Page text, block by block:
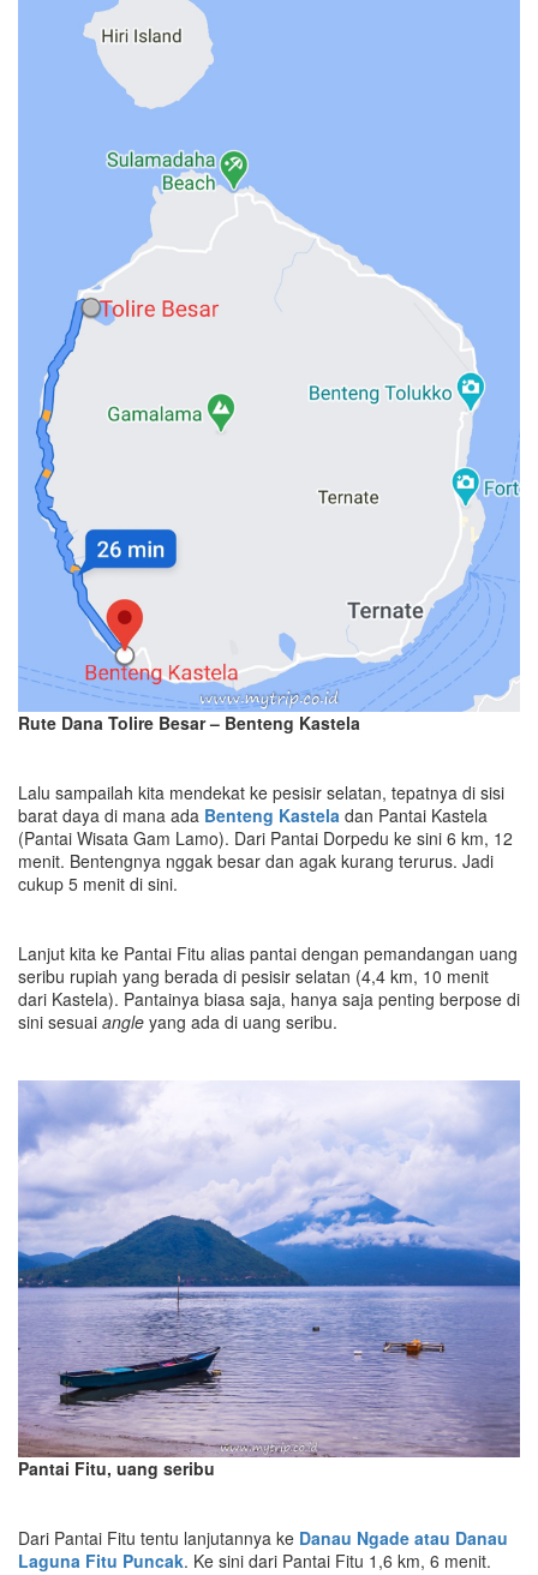
Rute Dana Tolire Besar – Benteng Kastela
Lalu sampailah kita mendekat ke pesisir selatan, tepatnya di sisi
barat daya di mana ada Benteng Kastela dan Pantai Kastela
(Pantai Wisata Gam Lamo). Dari Pantai Dorpedu ke sini 6 km, 12
menit. Bentengnya nggak besar dan agak kurang terurus. Jadi
cukup 5 menit di sini.
Lanjut kita ke Pantai Fitu alias pantai dengan pemandangan uang
seribu rupiah yang berada di pesisir selatan (4,4 km, 10 menit
dari Kastela). Pantainya biasa saja, hanya saja penting berpose di
sini sesuai angle yang ada di uang seribu.
Pantai Fitu, uang seribu
Dari Pantai Fitu tentu lanjutannya ke Danau Ngade atau Danau
Laguna Fitu Puncak. Ke sini dari Pantai Fitu 1,6 km, 6 menit.